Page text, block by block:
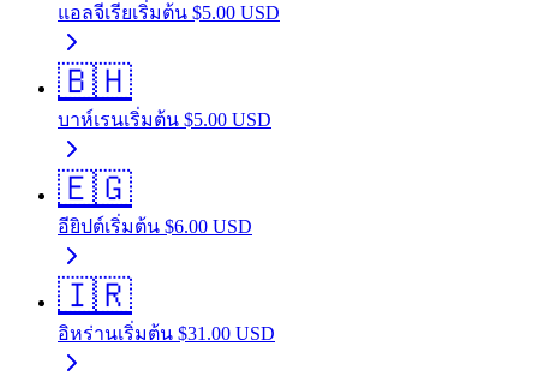
แอลจีเรียเริ่มต้น $5.00 USD
🇧🇭
บาห์เรนเริ่มต้น $5.00 USD
🇪🇬
อียิปต์เริ่มต้น $6.00 USD
🇮🇷
อิหร่านเริ่มต้น $31.00 USD